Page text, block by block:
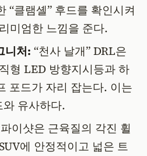
“클램셸” 후드를 확인시켜
미엄한 느낌을 준다.
니처: “천사 날개” DRL은
형 LED 방향지시등과 하
포드가 자리 잡는다. 이는
유사하다.
이샷은 근육질의 각진 휠
에 안정적이고 넓은 트